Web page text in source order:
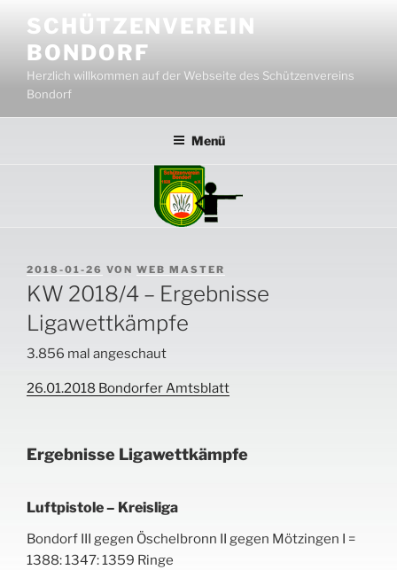
Inhalt
springen
SCHÜTZENVEREIN
BONDORF
Herzlich willkommen auf der Webseite des Schützenvereins
Bondorf
Menü
VERÖFFENTLICHT
AM
2018-01-26 VON WEB MASTER
KW 2018/4 – Ergebnisse
Ligawettkämpfe
3.856 mal angeschaut
26.01.2018 Bondorfer Amtsblatt
Ergebnisse Ligawettkämpfe
Luftpistole – Kreisliga
Bondorf III gegen Öschelbronn II gegen Mötzingen I =
1388: 1347: 1359 Ringe